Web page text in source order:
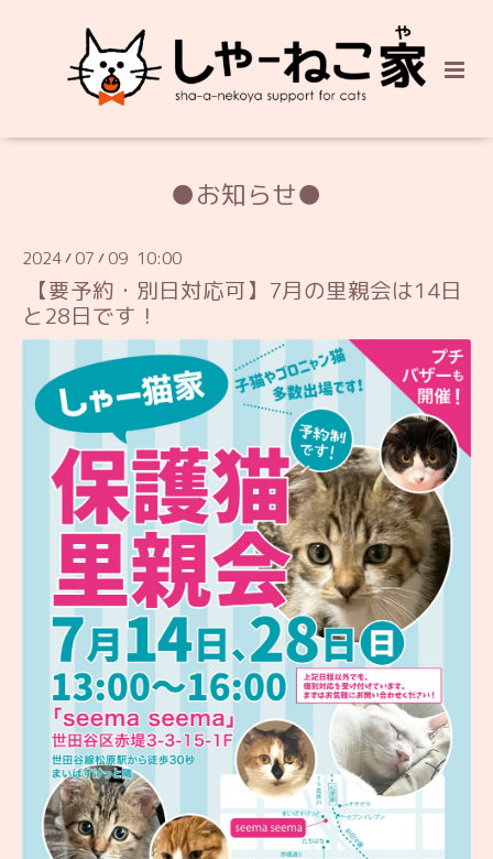
●お知らせ●
2024/ 07 / 09 10:00
【要予約・別日対応可】7月の里親会は14日
と28日です！